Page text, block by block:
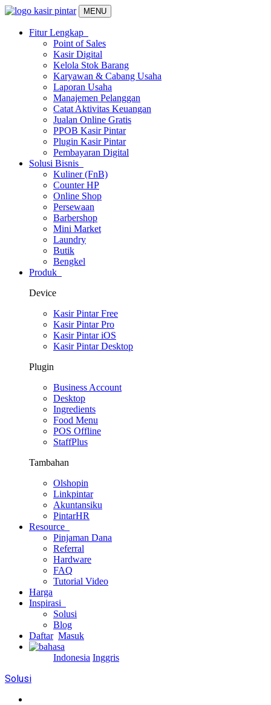
MENU
Fitur Lengkap
Point of Sales
Kasir Digital
Kelola Stok Barang
Karyawan & Cabang Usaha
Laporan Usaha
Manajemen Pelanggan
Catat Aktivitas Keuangan
Jualan Online Gratis
PPOB Kasir Pintar
Plugin Kasir Pintar
Pembayaran Digital
Solusi Bisnis
Kuliner (FnB)
Counter HP
Online Shop
Persewaan
Barbershop
Mini Market
Laundry
Butik
Bengkel
Produk
Device
Kasir Pintar Free
Kasir Pintar Pro
Kasir Pintar iOS
Kasir Pintar Desktop
Plugin
Business Account
Desktop
Ingredients
Food Menu
POS Offline
StaffPlus
Tambahan
Olshopin
Linkpintar
Akuntansiku
PintarHR
Resource
Pinjaman Dana
Referral
Hardware
FAQ
Tutorial Video
Harga
Inspirasi
Solusi
Blog
Daftar Masuk
Indonesia Inggris
Solusi